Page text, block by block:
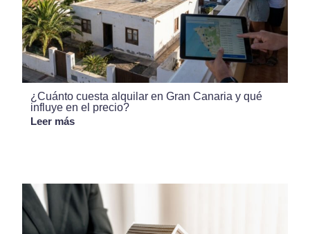
¿Cuánto cuesta alquilar en Gran Canaria y qué
influye en el precio?
Leer más